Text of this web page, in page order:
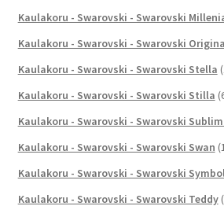
Kaulakoru - Swarovski - Swarovski
Kaulakoru - Swarovski - Swarovski
Kaulakoru - Swarovski - Swarovski Stella
Kaulakoru - Swarovski - Swarovski Stilla
Kaulakoru - Swarovski - Swarovski
Kaulakoru - Swarovski - Swarovski Swan
Kaulakoru - Swarovski - Swarovski
Kaulakoru - Swarovski - Swarovski Teddy